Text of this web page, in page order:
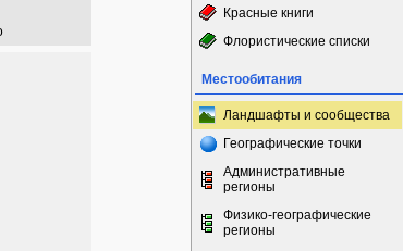
Красные книги
Флористические списки
Местообитания
Ландшафты и сообщества
Географические точки
Административные
регионы
Физико-географические
регионы